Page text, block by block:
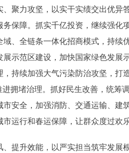
力攻坚，以实干实绩交出优异
保障。抓实千亿投资，继续强化
、全链条一体化招商模式，持续
展示范区建设，加快国家绿色发展
持续加强大气污染防治攻坚，打
进拥堵治理。抓好民生改善，统筹
市安全，加强消防、交通运输、建
运行和春运保障，让群众度过欢
升效能，以严实担当筑牢发展